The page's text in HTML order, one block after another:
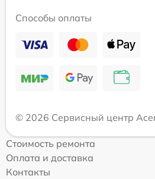
Способы оплаты
© 2026 Сервисный центр
Стоимость ремонта
Оплата и доставка
Контакты